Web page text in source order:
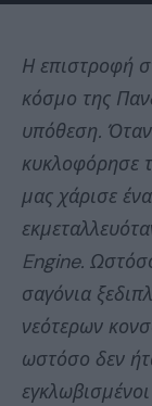
Η επιστροφή
κόσμο της
υπόθεση.
κυκλοφόρησε
μας χάρισε
Engine.
σαγόνια
νεότερων
ωστόσο δεν